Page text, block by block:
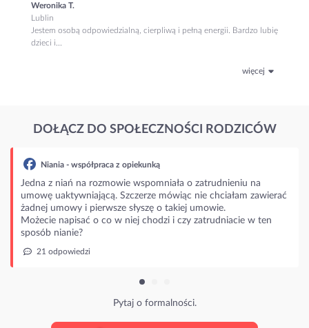
Weronika T.
Lublin
Jestem osobą odpowiedzialną, cierpliwą i pełną energii. Bardzo lubię
dzieci i...
więcej
DOŁĄCZ DO SPOŁECZNOŚCI RODZICÓW
- współpraca z opiekunką
z niań na rozmowie wspomniała o zatrudnieniu na
uaktywniającą. Szczerze mówiąc nie chciałam zawierać
umowy i pierwsze słyszę o takiej umowie.
napisać o co w niej chodzi i czy zatrudniacie w ten
nianie?
Pytaj o formalności.